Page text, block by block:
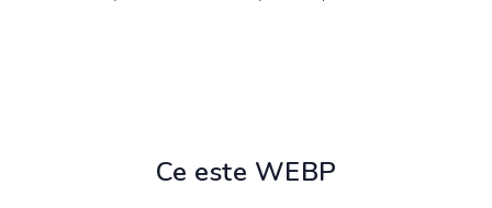
Ce este WEBP